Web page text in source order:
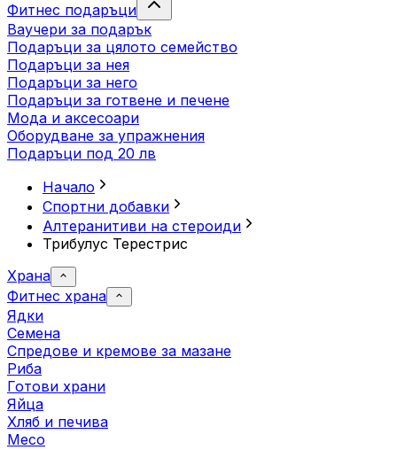
Фитнес подаръци
Ваучери за подарък
Подаръци за цялото семейство
Подаръци за нея
Подаръци за него
Подаръци за готвене и печене
Мода и аксесоари
Оборудване за упражнения
Подаръци под 20 лв
Начало
Спортни добавки
Алтеранитиви на стероиди
Трибулус Терестрис
Храна
Фитнес храна
Ядки
Семена
Спредове и кремове за мазане
Риба
Готови храни
Яйца
Хляб и печива
Месо